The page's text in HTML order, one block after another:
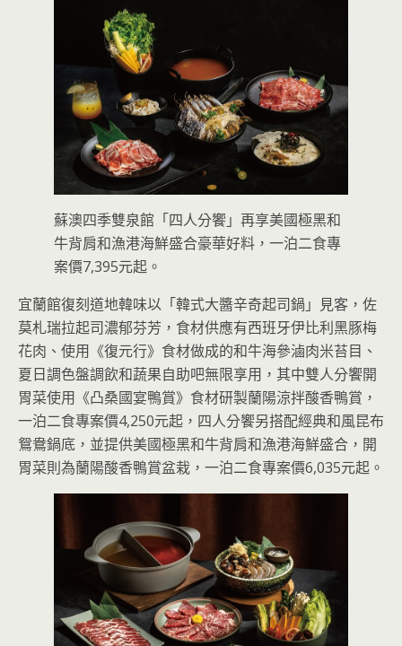
蘇澳四季雙泉館「四人分饗」再享美國極黑和
牛背肩和漁港海鮮盛合豪華好料，一泊二食專
案價7,395元起。
宜蘭館復刻道地韓味以「韓式大醬辛奇起司鍋」見客，佐
莫札瑞拉起司濃郁芬芳，食材供應有西班牙伊比利黑豚梅
花肉、使用《復元行》食材做成的和牛海參滷肉米苔目、
夏日調色盤調飲和蔬果自助吧無限享用，其中雙人分饗開
胃菜使用《凸桑國宴鴨賞》食材研製蘭陽涼拌酸香鴨賞，
一泊二食專案價4,250元起，四人分饗另搭配經典和風昆布
鴛鴦鍋底，並提供美國極黑和牛背肩和漁港海鮮盛合，開
胃菜則為蘭陽酸香鴨賞盆栽，一泊二食專案價6,035元起。